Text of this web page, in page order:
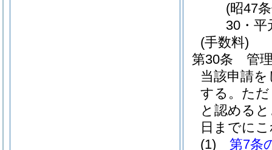
(昭47
30・平
(手数料)
第30条
管
当該申請
する。 た
と認める
日までに
(1)
第7条